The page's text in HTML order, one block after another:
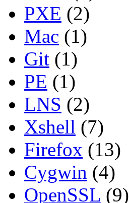
PXE (2)
Mac (1)
Git (1)
PE (1)
LNS (2)
Xshell (7)
Firefox (13)
Cygwin (4)
OpenSSL (9)